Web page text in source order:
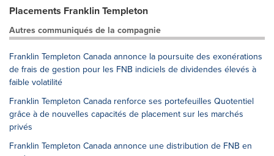
Placements Franklin Templeton
Autres communiqués de la compagnie
Franklin Templeton Canada annonce la poursuite des exonérations
de frais de gestion pour les FNB indiciels de dividendes élevés à
faible volatilité
Franklin Templeton Canada renforce ses portefeuilles Quotentiel
grâce à de nouvelles capacités de placement sur les marchés
privés
Franklin Templeton Canada annonce une distribution de FNB en